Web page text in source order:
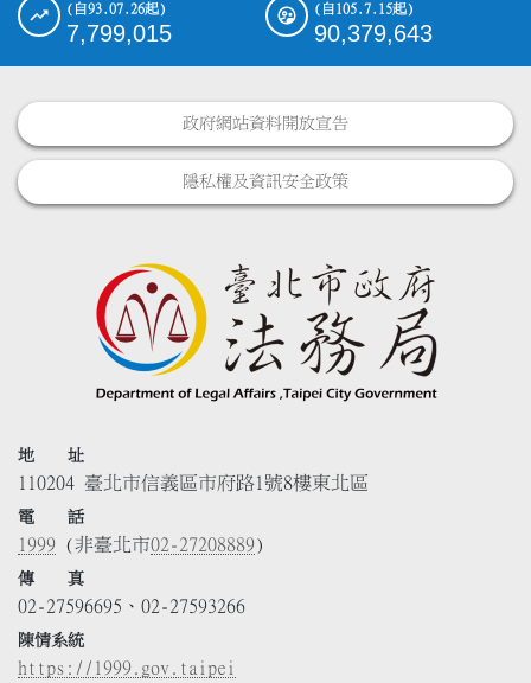
(自93.07.26起)
7,799,015
(自105.7.15起)
90,379,643
政府網站資料開放宣告
隱私權及資訊安全政策
地 址
110204 臺北市信義區市府路1號8樓東北區
電 話
1999 (非臺北市02-27208889)
傳 真
02-27596695、02-27593266
陳情系統
https://1999.gov.taipei